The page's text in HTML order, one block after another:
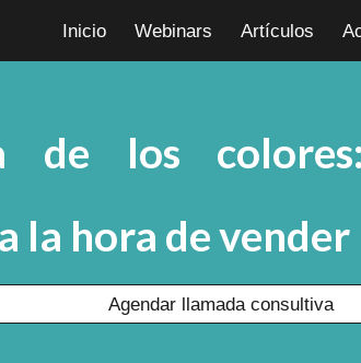
Skip to navigation
Inicio Webinars Artículos
de los
la hora de vender
Agendar llamada consultiva